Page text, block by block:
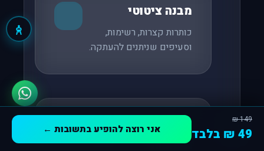
בית
מבנה ציטוטי
כותרות קצרות, רשימות,
וסעיפים שניתנים להעתקה.
בדיקת "מנוע
תשובות"
149 ₪
49 ₪ בלבד אני רוצה להופיע בתשובות ←